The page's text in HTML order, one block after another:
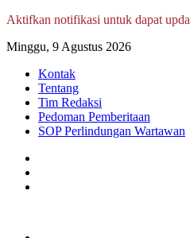
Aktifkan notifikasi untuk dapat
Minggu, 9 Agustus 2026
Kontak
Tentang
Tim Redaksi
Pedoman Pemberitaan
SOP Perlindungan Wartawan